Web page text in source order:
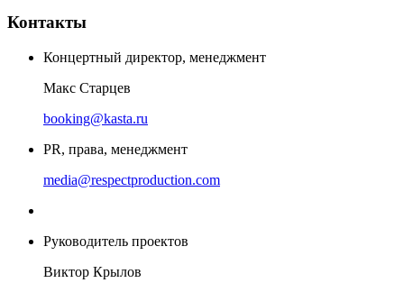
Контакты
Концертный директор, менеджмент
Макс Старцев
booking@kasta.ru
PR, права, менеджмент
media@respectproduction.com
Руководитель проектов
Виктор Крылов